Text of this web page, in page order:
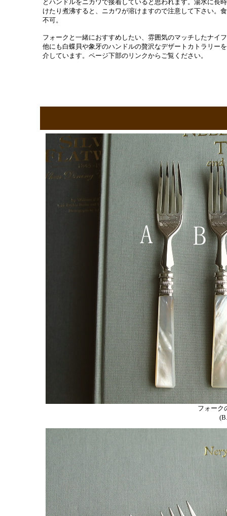
とハンドルをニカワで接着していると思われます。湯水に長
けたり煮沸すると、ニカワが溶けますので注意して下さい。
不可。
フォークと一緒におすすめしたい、雰囲気のマッチしたナイ
他にも白蝶貝や象牙のハンドルの贅沢なデザートカトラリー
介しています。ページ下部のリンクからご覧ください。
フォーク